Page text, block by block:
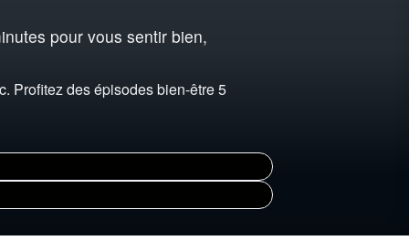
pour vous sentir bien,
Profitez des épisodes bien-être 5